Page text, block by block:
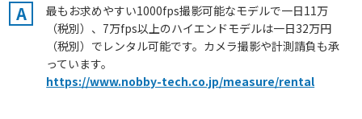
A
最もお求めやすい1000fps撮影可能なモデルで一日11万
（税別）、7万fps以上のハイエンドモデルは一日32万円
（税別）でレンタル可能です。カメラ撮影や計測請負も承
っています。
https://www.nobby-tech.co.jp/measure/rental